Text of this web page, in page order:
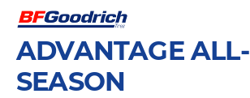
ADVANTAGE ALL-
SEASON